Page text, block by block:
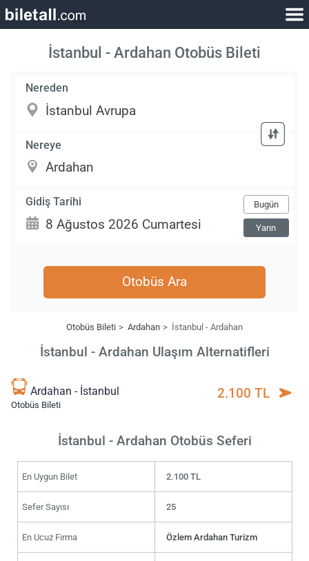
İstanbul - Ardahan Otobüs Bileti
Nereden
Nereye
Gidiş Tarihi Bugün
Yarın
Otobüs Ara
Otobüs Bileti Ardahan İstanbul - Ardahan
İstanbul - Ardahan Ulaşım Alternatifleri
Ardahan - İstanbul
Otobüs Bileti
2.100 TL
İstanbul - Ardahan Otobüs Seferi
En Uygun Bilet 2.100 TL
Sefer Sayısı 25
En Ucuz Firma Özlem Ardahan Turizm